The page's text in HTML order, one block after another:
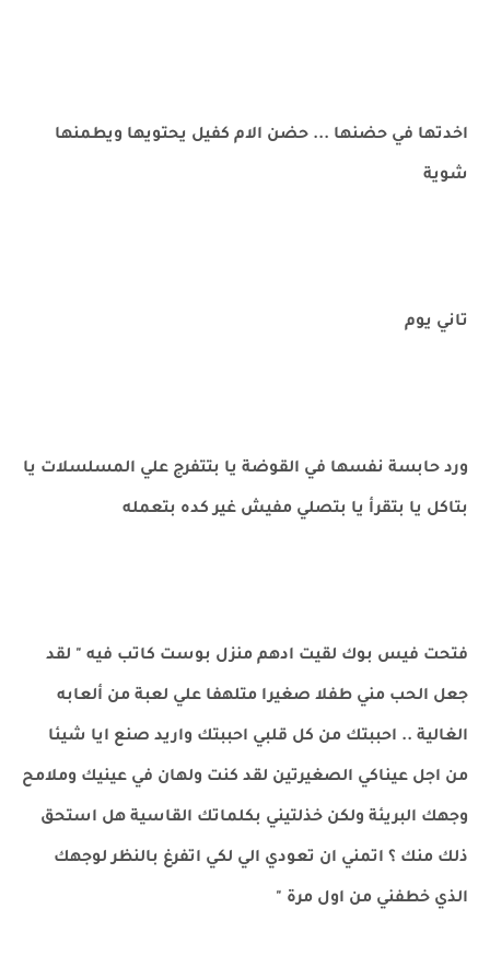
اخدتها في حضنها ... حضن الام كفيل يحتويها ويطمنها
شوية
تاني يوم
ورد حابسة نفسها في القوضة يا بتتفرج علي المسلسلات يا
بتاكل يا بتقرأ يا بتصلي مفيش غير كده بتعمله
فتحت فيس بوك لقيت ادهم منزل بوست كاتب فيه " لقد
جعل الحب مني طفلا صغيرا متلهفا علي لعبة من ألعابه
الغالية .. احببتك من كل قلبي احببتك واريد صنع ايا شيئا
من اجل عيناكي الصغيرتين لقد كنت ولهان في عينيك وملامح
وجهك البريئة ولكن خذلتيني بكلماتك القاسية هل استحق
ذلك منك ؟ اتمني ان تعودي الي لكي اتفرغ بالنظر لوجهك
الذي خطفني من اول مرة "